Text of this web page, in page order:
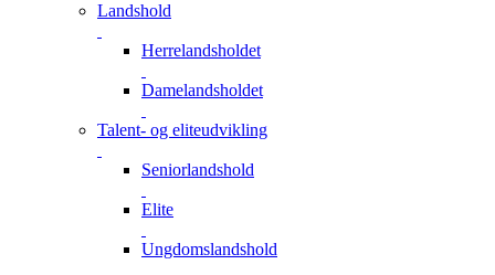
Landshold
Herrelandsholdet
Damelandsholdet
Talent- og eliteudvikling
Seniorlandshold
Elite
Ungdomslandshold